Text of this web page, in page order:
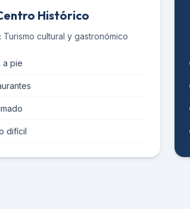
Histórico
Turismo cultural y gastronómico
a pie
difícil